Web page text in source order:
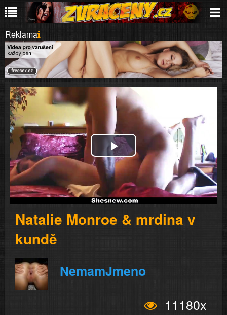
Reklama
Play
Video
Natalie Monroe & mrdina v
kundě
NemamJmeno
11180x